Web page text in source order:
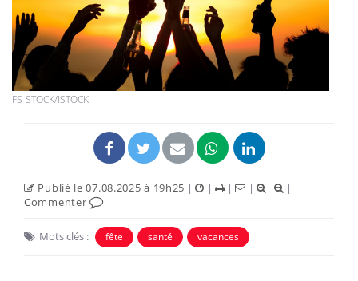
FS-STOCK/ISTOCK
Publié le 07.08.2025 à 19h25 | | | |
|
Commenter
Mots clés : fête santé vacances